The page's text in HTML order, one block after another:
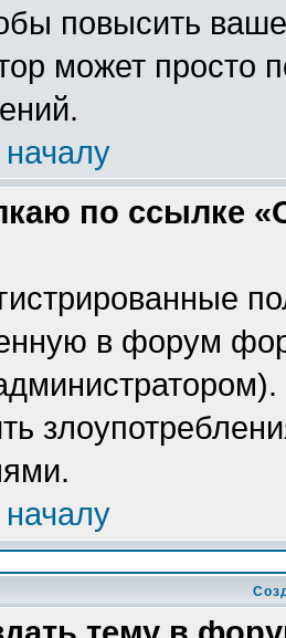
повысить
может просто
по ссылке
в форум